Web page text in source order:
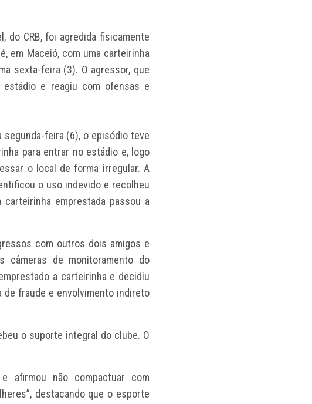
do CRB, foi agredida fisicamente
em Maceió, com uma carteirinha
sexta-feira (3). O agressor, que
e reagiu com ofensas e
segunda-feira (6), o episódio teve
para entrar no estádio e, logo
o local de forma irregular. A
o uso indevido e recolheu
emprestada passou a
com outros dois amigos e
câmeras de monitoramento do
a carteirinha e decidiu
de fraude e envolvimento indireto
o suporte integral do clube. O
afirmou não compactuar com
destacando que o esporte